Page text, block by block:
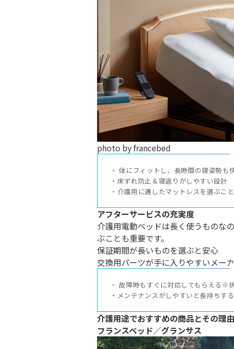
photo by francebed
・ 体にフィットし、長時間の寝姿勢も
・床ずれ防止＆寝返りがしやすい設計
・介護用に適したマットレスを選ぶこ
アフターサービスの充実度
介護用電動ベッドは長く使うものな
ぶことも重要です。
保証期間が長いものを選ぶと安心
交換用パーツが手に入りやすいメー
・ 故障時もすぐに対応してもらえる※
・メンテナンスがしやすいと長持ちする
介護用途でおすすめの商品とその理由
フランスベッド／グランサス